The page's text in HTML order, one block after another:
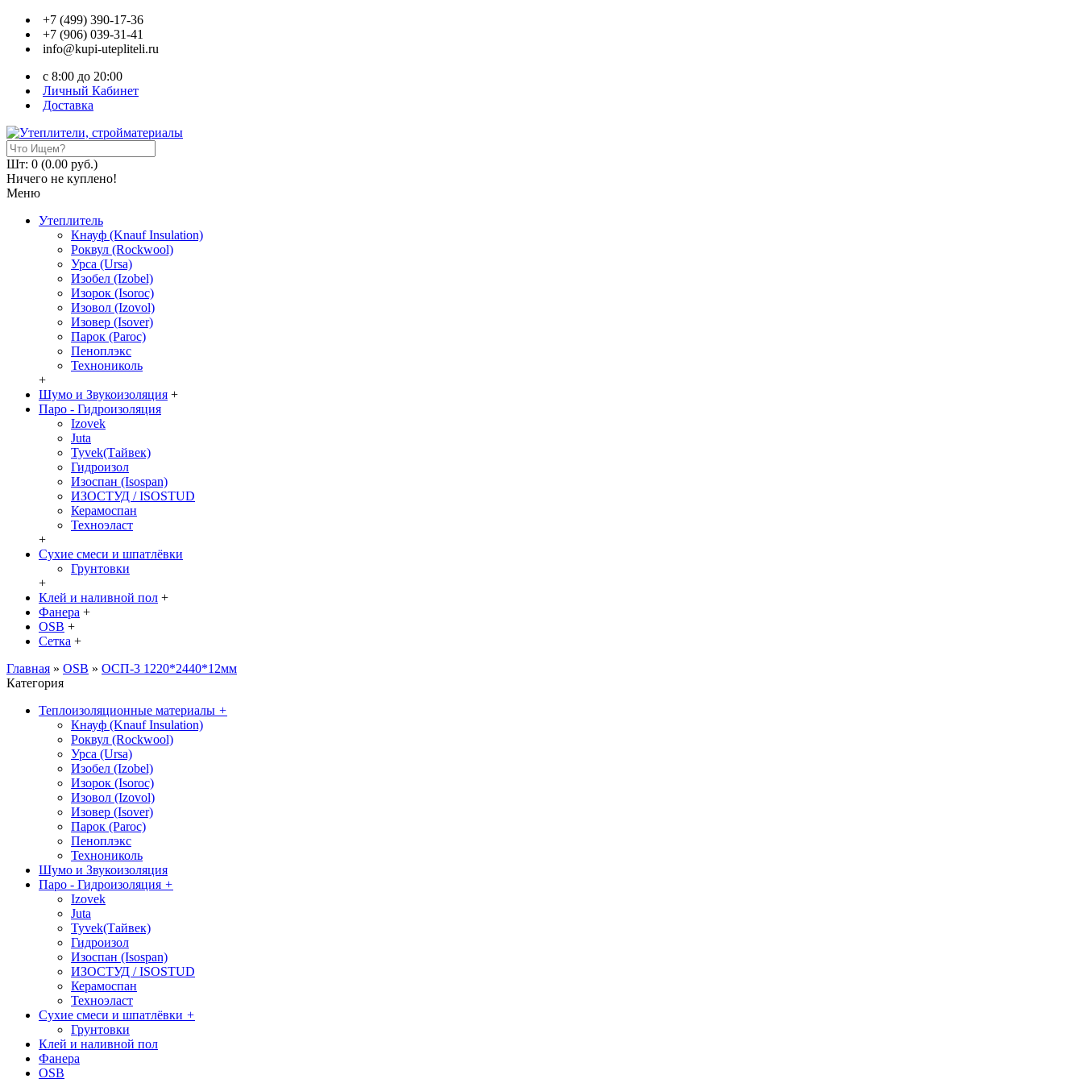
+7 (499) 390-17-36
+7 (906) 039-31-41
info@kupi-utepliteli.ru
c 8:00 до 20:00
Личный Кабинет
Доставка
Шт: 0 (0.00 руб.)
Ничего не куплено!
Меню
Утеплитель
Кнауф (Knauf Insulation)
Роквул (Rockwool)
Урса (Ursa)
Изобел (Izobel)
Изорок (Isoroc)
Изовол (Izovol)
Изовер (Isover)
Парок (Paroс)
Пеноплэкс
Технониколь
+
Шумо и Звукоизоляция +
Паро - Гидроизоляция
Izovek
Juta
Tyvek(Тайвек)
Гидроизол
Изоспан (Isospan)
ИЗОСТУД / ISOSTUD
Керамоспан
Техноэласт
+
Сухие смеси и шпатлёвки
Грунтовки
+
Клей и наливной пол +
Фанера +
OSB +
Сетка +
Главная » OSB » ОСП-3 1220*2440*12мм
Категория
Теплоизоляционные материалы +
Кнауф (Knauf Insulation)
Роквул (Rockwool)
Урса (Ursa)
Изобел (Izobel)
Изорок (Isoroc)
Изовол (Izovol)
Изовер (Isover)
Парок (Paroс)
Пеноплэкс
Технониколь
Шумо и Звукоизоляция
Паро - Гидроизоляция +
Izovek
Juta
Tyvek(Тайвек)
Гидроизол
Изоспан (Isospan)
ИЗОСТУД / ISOSTUD
Керамоспан
Техноэласт
Сухие смеси и шпатлёвки +
Грунтовки
Клей и наливной пол
Фанера
OSB